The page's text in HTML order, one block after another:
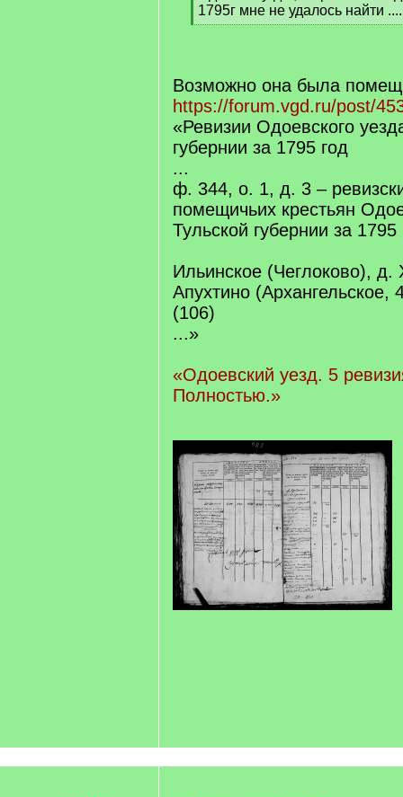
1795г мне не удалось найти ....
[
Возможно она была
https://forum.vgd.ru/post/
«Ревизии Одоевского
губернии за 1795 год
...
ф. 344, о. 1, д. 3 –
помещичьих крестьян
Тульской губернии за 1795
Ильинское (Чеглоково),
Апухтино (Архангельское,
(106)
...»
«Одоевский уезд. 5
Полностью.»